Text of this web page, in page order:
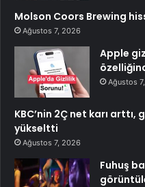
Molson Coors Brewing
Ağustos 7, 2026
Apple
Ağustos
KBC’nin 2Ç net karı
yükseltti
Ağustos 7, 2026
Fuhuş